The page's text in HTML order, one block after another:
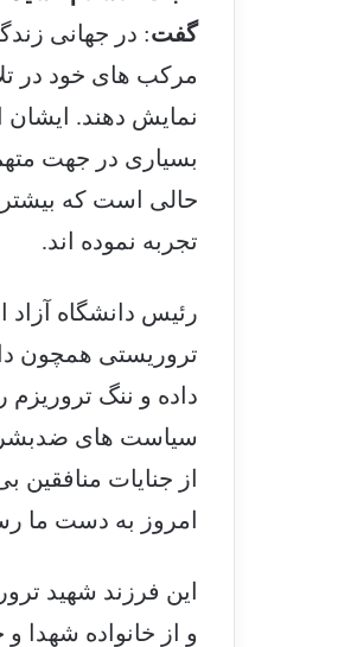
گفت: در جهانی
مرکب های خود در
نمایش دهند. ایشان
بسیاری در جهت
حالی است که
تجربه نموده اند.
رئیس دانشگاه
تروریستی همچون
داده و ننگ
سیاست های
از جنایات منافقین
امروز به دست ما
این فرزند شهید
و از خانواده شهدا